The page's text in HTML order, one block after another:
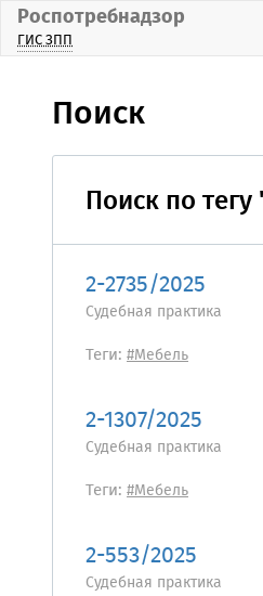
Роспотребнадзор
ГИС ЗПП
Поиск
Поиск по
2-2735/2025
Судебная практика
Теги: #Мебель
2-1307/2025
Судебная практика
Теги: #Мебель
2-553/2025
Судебная практика